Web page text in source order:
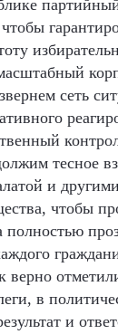
сеть
тесное
и
чтобы
полностью
в
и